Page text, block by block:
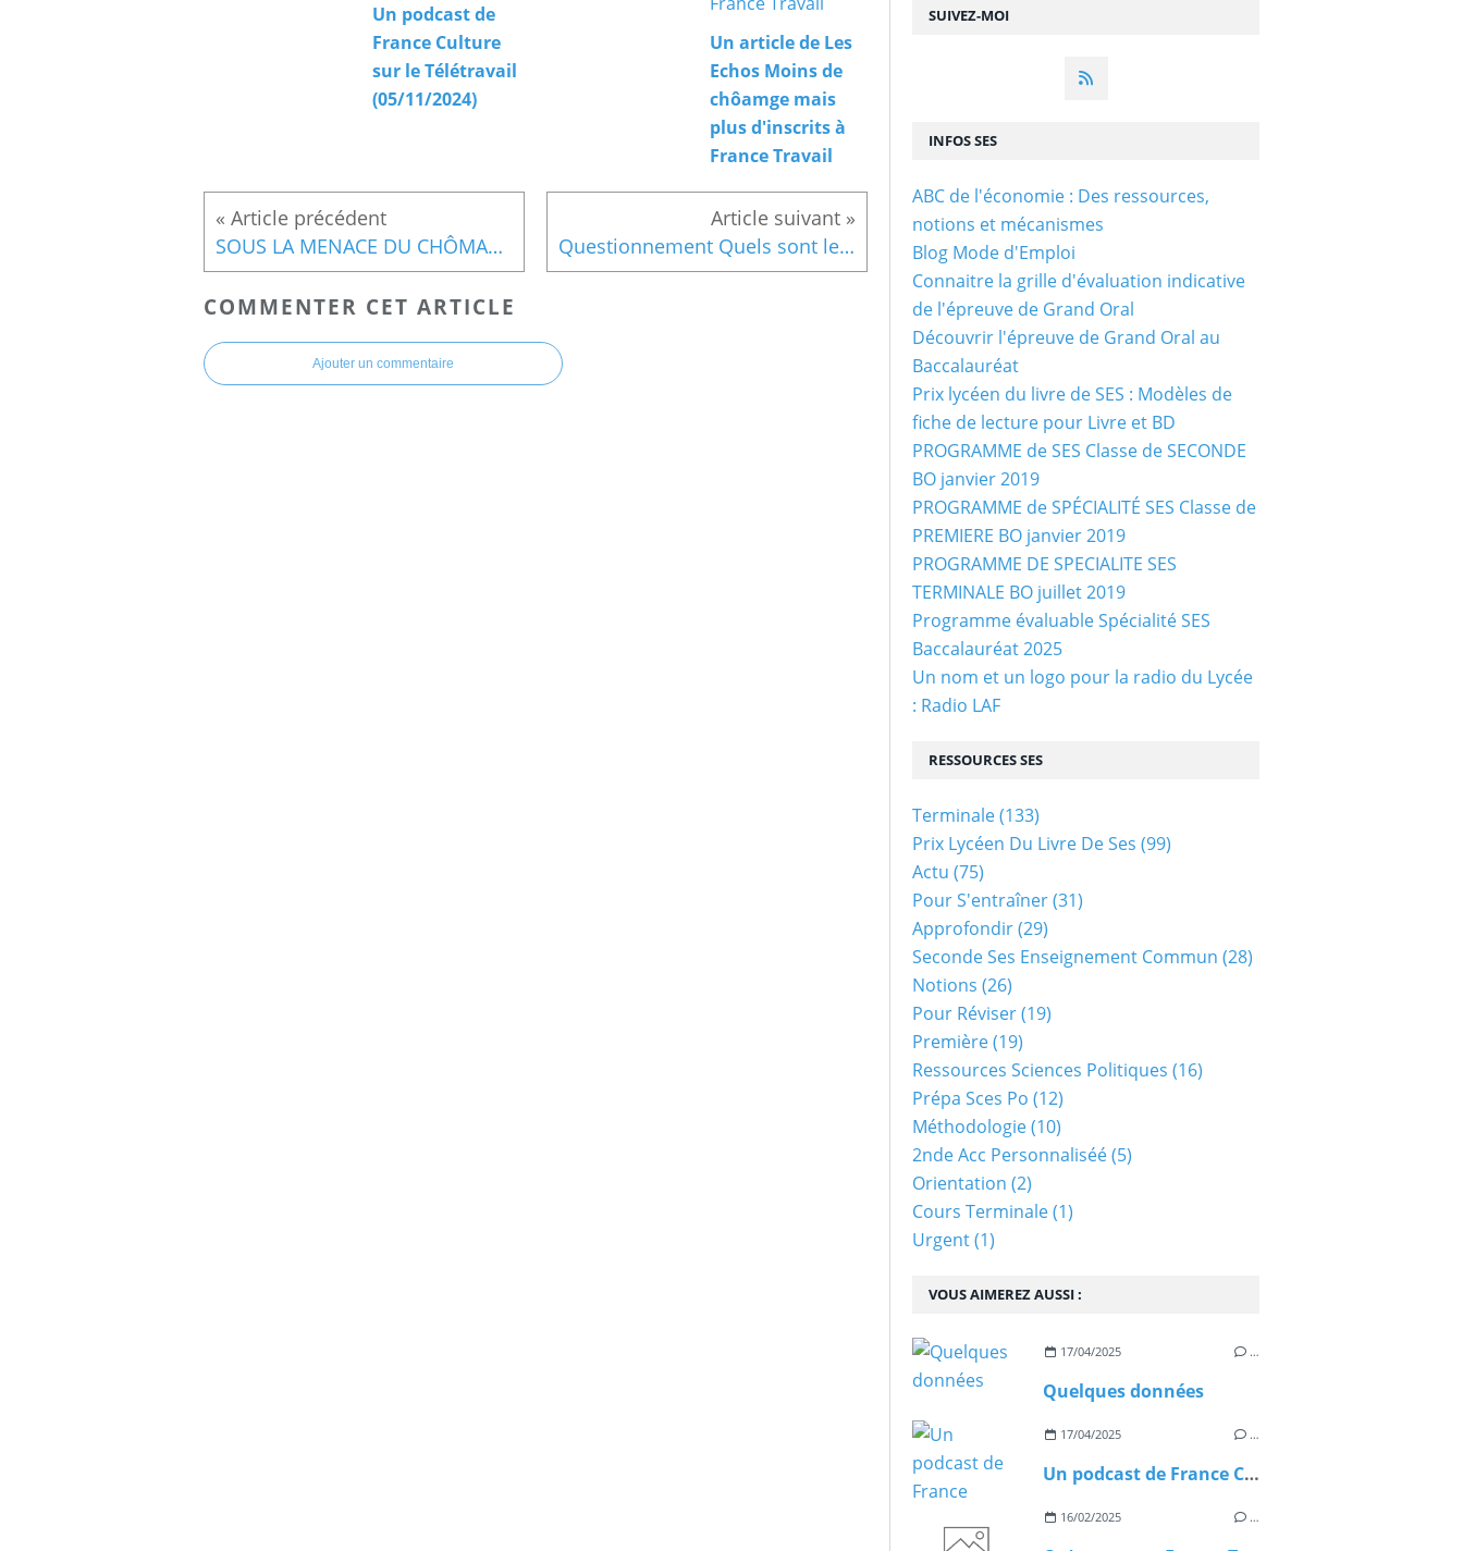
Un podcast de
France Culture
sur le Télétravail
(05/11/2024)
Un article de Les
Echos Moins de
chôamge mais
plus d'inscrits à
France Travail
SOUS LA MENACE DU CHÔMAGE Perspectives 2023-2024 pour l’économie française Questionnement Quels sont les fondements du commerce internationale et de l'internationalisation de la production
COMMENTER CET ARTICLE
Ajouter un commentaire
SUIVEZ-MOI
VOUS AIMEREZ AUSSI :
17/04/2025 …
Quelques données
17/04/2025 …
Un podcast de France Culture sur le Télétravail (05/11/2024)
16/02/2025 …
INFOS SES
ABC de l'économie : Des ressources,
notions et mécanismes
Blog Mode d'Emploi
Connaitre la grille d'évaluation indicative
de l'épreuve de Grand Oral
Découvrir l'épreuve de Grand Oral au
Baccalauréat
Prix lycéen du livre de SES : Modèles de
fiche de lecture pour Livre et BD
PROGRAMME de SES Classe de SECONDE
BO janvier 2019
PROGRAMME de SPÉCIALITÉ SES Classe de
PREMIERE BO janvier 2019
PROGRAMME DE SPECIALITE SES
TERMINALE BO juillet 2019
Programme évaluable Spécialité SES
Baccalauréat 2025
Un nom et un logo pour la radio du Lycée
: Radio LAF
RESSOURCES SES
Terminale(133)
Prix Lycéen Du Livre De Ses (99)
Actu (75)
Pour S'entraîner(31)
Approfondir(29)
Seconde Ses Enseignement Commun (28)
Notions (26)
Pour Réviser(19)
Première(19)
Ressources Sciences Politiques (16)
Prépa Sces Po (12)
Méthodologie(10)
2nde Acc Personnaliséé(5)
Orientation (2)
Cours Terminale(1)
Urgent(1)